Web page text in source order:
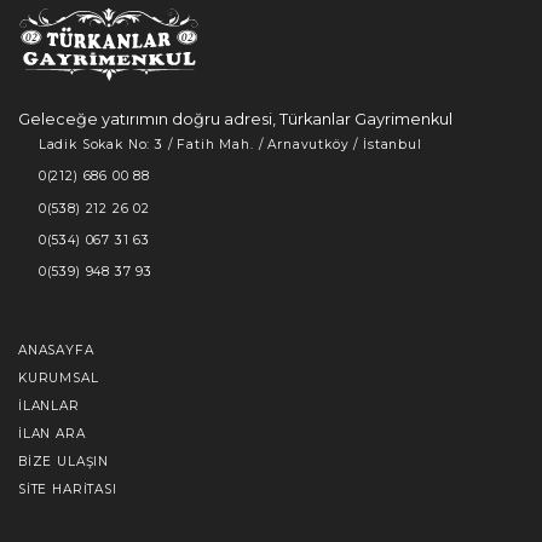
Geleceğe yatırımın doğru adresi, Türkanlar Gayrimenkul
Ladik Sokak No: 3 / Fatih Mah. / Arnavutköy / İstanbul
0(212) 686 00 88
0(538) 212 26 02
0(534) 067 31 63
0(539) 948 37 93
ANASAYFA
KURUMSAL
İLANLAR
İLAN ARA
BIZE ULAŞIN
SITE HARITASI